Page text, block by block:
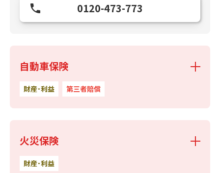
0120-473-773
自動車保険
財産･利益 第三者賠償
火災保険
財産･利益